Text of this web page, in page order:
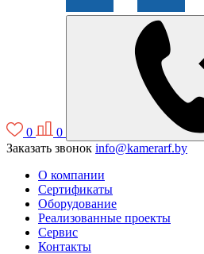
0
0
Заказать звонок info@kamerarf.by
О компании
Сертификаты
Оборудование
Реализованные проекты
Сервис
Контакты